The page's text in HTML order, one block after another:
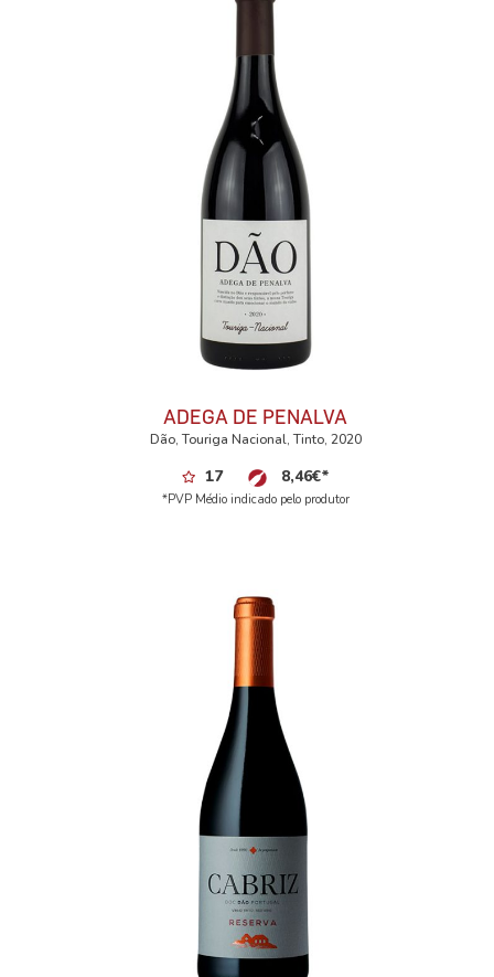
ADEGA DE PENALVA
Dão, Touriga Nacional, Tinto, 2020
17 8,46€*
*PVP Médio indicado pelo produtor